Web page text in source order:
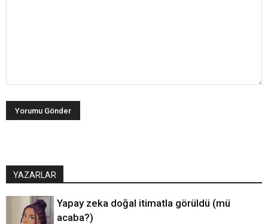
YAZARLAR
Yapay zeka doğal itimatla görüldü (mü
acaba?)